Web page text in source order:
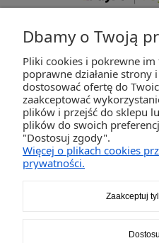
2K-Invest Sp. j. Ul. Św. Wojciecha 60,
Dbamy o Twoją
Pliki cookies i pokrewne
poprawne działanie strony
dostosować ofertę do
zaakceptować
plików i przejść do sklepu
plików do swoich
"Dostosuj zgody".
Więcej o plikach cookies
prywatności.
Zaakceptuj